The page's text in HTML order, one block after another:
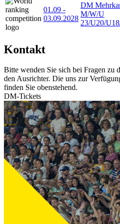
01.09 -
03.09.2028
DM
M/W/U
23/U20/
Kontakt
Bitte wenden Sie sich bei Fragen zu
den Ausrichter. Die uns zur
finden Sie obenstehend.
DM-Tickets